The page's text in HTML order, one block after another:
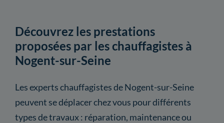
Découvrez les prestations
proposées par les chauffagistes à
Nogent-sur-Seine
Les experts chauffagistes de Nogent-sur-Seine
peuvent se déplacer chez vous pour différents
types de travaux : réparation, maintenance ou